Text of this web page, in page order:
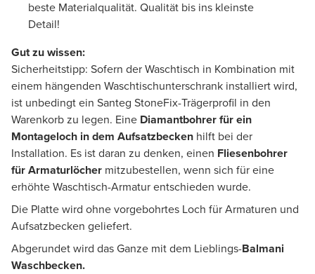
beste Materialqualität. Qualität bis ins kleinste
Detail!
Gut zu wissen:
Sicherheitstipp: Sofern der Waschtisch in Kombination mit
einem hängenden Waschtischunterschrank installiert wird,
ist unbedingt ein Santeg StoneFix-Trägerprofil in den
Warenkorb zu legen. Eine Diamantbohrerfür ein
Montageloch in dem Aufsatzbecken hilft bei der
Installation. Es ist daran zu denken, einen Fliesenbohrer
für Armaturlöcher mitzubestellen, wenn sich für eine
erhöhte Waschtisch-Armatur entschieden wurde.
Die Platte wird ohne vorgebohrtes Loch für Armaturen und
Aufsatzbecken geliefert.
Abgerundet wird das Ganze mit dem Lieblings-Balmani
Waschbecken.